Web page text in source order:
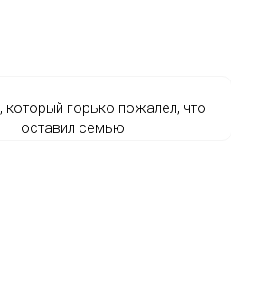
который горько пожалел, что
оставил семью